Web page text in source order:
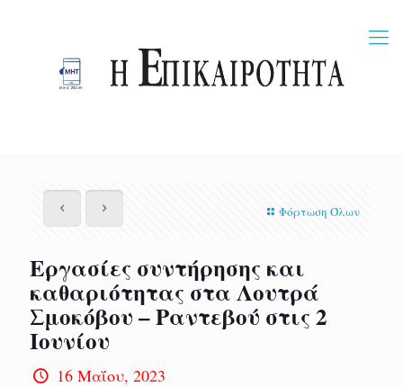
Φόρτωση Όλων
Εργασίες συντήρησης και
καθαριότητας στα Λουτρά
Σμοκόβου – Ραντεβού στις 2
Ιουνίου
16 Μαΐου, 2023